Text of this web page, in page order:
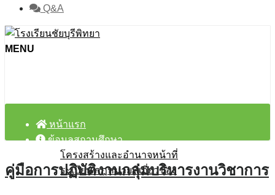
Q&A
MENU
หน้าแรก
ข้อมูลสถานศึกษา
โครงสร้างและอำนาจหน้าที่
ระเบียบ/กฎหมายที่เกี่ยวข้อง
คู่มือการปฏิบัติงานกลุ่มบริหารงานวิชาการ